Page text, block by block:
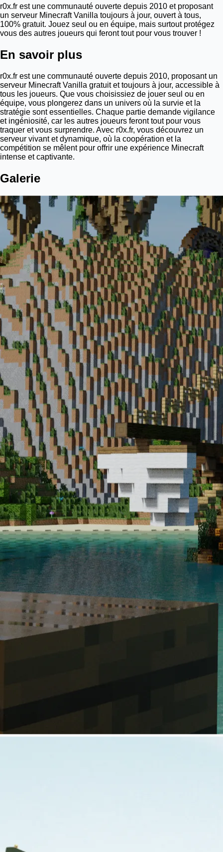
r0x.fr est une communauté ouverte depuis 2010 et proposant
un serveur Minecraft Vanilla toujours à jour, ouvert à tous,
100% gratuit. Jouez seul ou en équipe, mais surtout protégez
vous des autres joueurs qui feront tout pour vous trouver !
En savoir plus
r0x.fr est une communauté ouverte depuis 2010, proposant un
serveur Minecraft Vanilla gratuit et toujours à jour, accessible à
tous les joueurs. Que vous choisissiez de jouer seul ou en
équipe, vous plongerez dans un univers où la survie et la
stratégie sont essentielles. Chaque partie demande vigilance
et ingéniosité, car les autres joueurs feront tout pour vous
traquer et vous surprendre. Avec r0x.fr, vous découvrez un
serveur vivant et dynamique, où la coopération et la
compétition se mêlent pour offrir une expérience Minecraft
intense et captivante.
Galerie